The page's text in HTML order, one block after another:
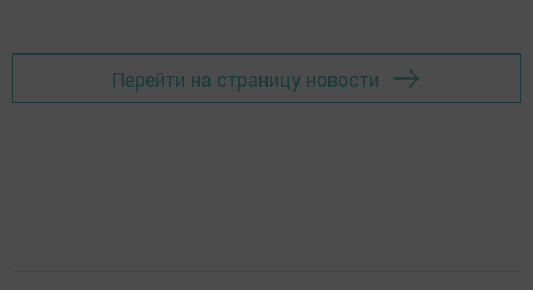
Перейти на страницу новости